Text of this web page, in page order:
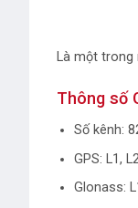
Là một trong
Thông số
Số kênh:
GPS: L1,
Glonass: